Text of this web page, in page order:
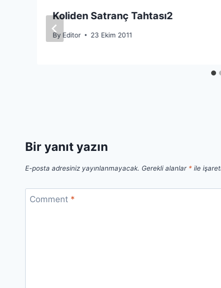
Koliden Satranç Tahtası2
By Editor 23 Ekim 2011
Bir yanıt yazın
E-posta adresiniz yayınlanmayacak. Gerekli alanlar * ile
Comment *